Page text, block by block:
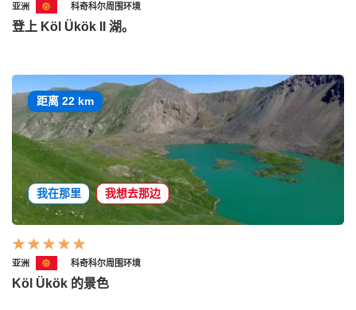
亚洲 科奇科尔周围环境
登上 Köl Ükök II 湖。
距离 22 km
我在那里 我想去那边
亚洲 科奇科尔周围环境
Köl Ükök 的景色